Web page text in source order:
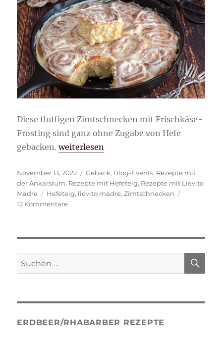
Diese fluffigen Zimtschnecken mit Frischkäse-
Frosting sind ganz ohne Zugabe von Hefe
gebacken.„Fluffige Zimtschnecken mit
weiterlesen
Veröffentlicht
am
November 13, 2022 Kategorien
Gebäck, Blog-Events, Rezepte mit
der Ankarsrum, Rezepte mit Hefeteig, Rezepte mit Lievito
Madre
Schlagwörter
Hefeteig, lievito madre,Zimtschnecken
12 Kommentarezu
Frosting/ohne
Suche
nach:
ERDBEER/RHABARBER REZEPTE